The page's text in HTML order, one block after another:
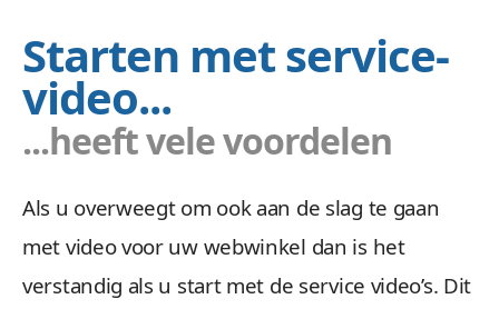
Starten met service-
video...
...heeft vele voordelen
Als u overweegt om ook aan de slag te gaan
met video voor uw webwinkel dan is het
verstandig als u start met de service video’s. Dit